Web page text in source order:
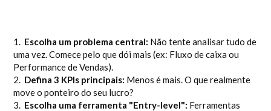
1. Escolha um problema central: Não tente analisar tudo de
uma vez. Comece pelo que dói mais (ex: Fluxo de caixa ou
Performance de Vendas).
2. Defina 3 KPIs principais: Menos é mais. O que realmente
move o ponteiro do seu lucro?
3. Escolha uma ferramenta "Entry-level": Ferramentas